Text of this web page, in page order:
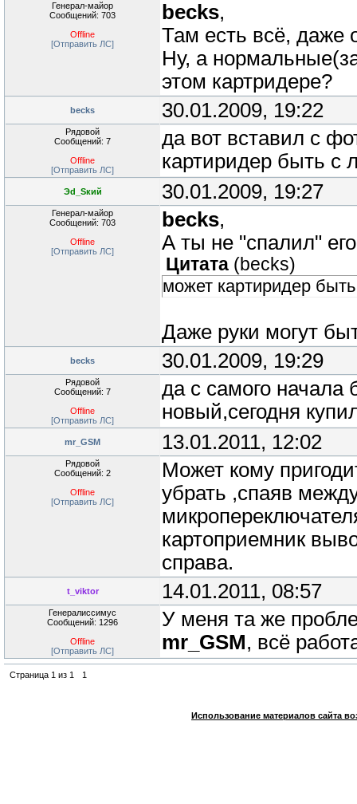
Генерал-майор
Сообщений: 703
Offline
[Отправить ЛС]
becks,
Там есть всё, даже
Ну, а
этом картридере?
becks 30.01.2009, 19:22
Рядовой
Сообщений: 7
Offline
[Отправить ЛС]
да вот вставил с
картиридер быть с
Эd_Sкий 30.01.2009, 19:27
Генерал-майор
Сообщений: 703
Offline
[Отправить ЛС]
becks,
А ты не "спалил"
Цитата (becks)
может картиридер
Даже руки могут
becks 30.01.2009, 19:29
Рядовой
Сообщений: 7
Offline
[Отправить ЛС]
да с самого начала
новый,сегодня
mr_GSM 13.01.2011, 12:02
Рядовой
Сообщений: 2
Offline
[Отправить ЛС]
Может кому
убрать ,спаяв
картоприемник
справа.
t_viktor 14.01.2011, 08:57
Генералиссимус
Сообщений: 1296
Offline
[Отправить ЛС]
У меня та же
mr_GSM, всё
Страница 1 из 1 1
Использование материалов сайта